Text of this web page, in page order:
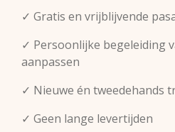
✓ Gratis en vrijblijvende
✓ Persoonlijke begeleiding
aanpassen
✓ Nieuwe én tweedehands
✓ Geen lange levertijden